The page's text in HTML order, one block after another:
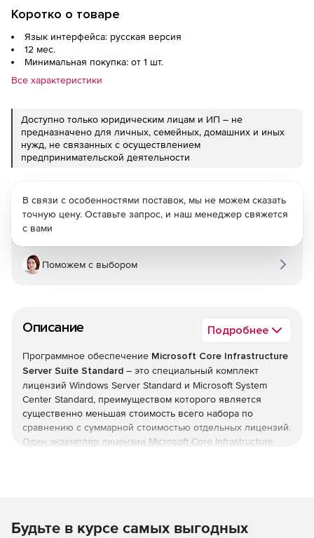
Коротко о товаре
Язык интерфейса: русская версия
12 мес.
Минимальная покупка: от 1 шт.
Все характеристики
Доступно только юридическим лицам и ИП – не
предназначено для личных, семейных, домашних и иных
нужд, не связанных с осуществлением
предпринимательской деятельности
Описание Подробнее
Программное обеспечение Microsoft Core Infrastructure
Server Suite Standard – это специальный комплект
лицензий Windows Server Standard и Microsoft System
Center Standard, преимуществом которого является
существенно меньшая стоимость всего набора по
сравнению с суммарной стоимостью отдельных лицензий.
Один экземпляр лицензии Microsoft Core Infrastructure
Standard:
В связи с особенностями поставок, мы не можем сказать
точную цену. Оставьте запрос, и наш менеджер свяжется
с вами
Поможем с выбором
Будьте в курсе самых выгодных